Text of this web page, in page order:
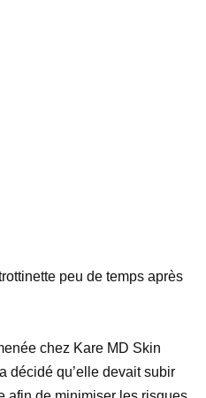
peu de temps après
chez Kare MD Skin
décidé qu’elle devait subir